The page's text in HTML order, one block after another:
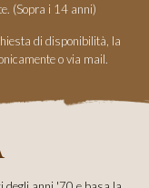
(Sopra i 14 anni)
di disponibilità, la
o via mail.